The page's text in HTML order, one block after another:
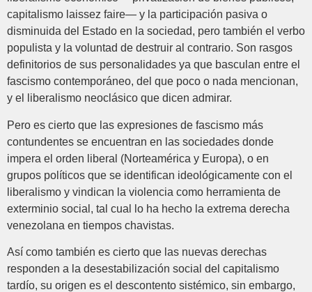
capitalismo laissez faire— y la participación pasiva o
disminuida del Estado en la sociedad, pero también el verbo
populista y la voluntad de destruir al contrario. Son rasgos
definitorios de sus personalidades ya que basculan entre el
fascismo contemporáneo, del que poco o nada mencionan,
y el liberalismo neoclásico que dicen admirar.
Pero es cierto que las expresiones de fascismo más
contundentes se encuentran en las sociedades donde
impera el orden liberal (Norteamérica y Europa), o en
grupos políticos que se identifican ideológicamente con el
liberalismo y vindican la violencia como herramienta de
exterminio social, tal cual lo ha hecho la extrema derecha
venezolana en tiempos chavistas.
Así como también es cierto que las nuevas derechas
responden a la desestabilización social del capitalismo
tardío, su origen es el descontento sistémico, sin embargo,